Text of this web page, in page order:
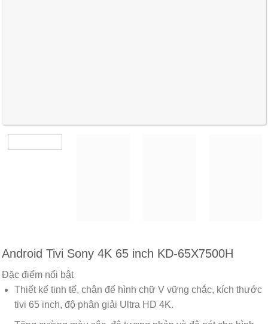
Android Tivi Sony 4K 65 inch KD-65X7500H
Đặc điểm nổi bật
Thiết kế tinh tế, chân đế hình chữ V vững chắc, kích thước
tivi 65 inch, độ phân giải Ultra HD 4K.